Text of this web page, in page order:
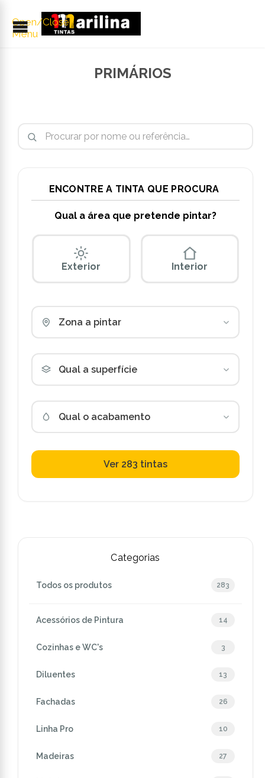
Open/Close
Menu
PRIMÁRIOS
ENCONTRE A TINTA QUE PROCURA
Qual a área que pretende pintar?
Exterior Interior
Zona a pintar
Qual a superfície
Qual o acabamento
Ver 283 tintas
Categorias
Todos os produtos 283
Acessórios de Pintura 14
Cozinhas e WC's 3
Diluentes 13
Fachadas 26
Linha Pro 10
Madeiras 27